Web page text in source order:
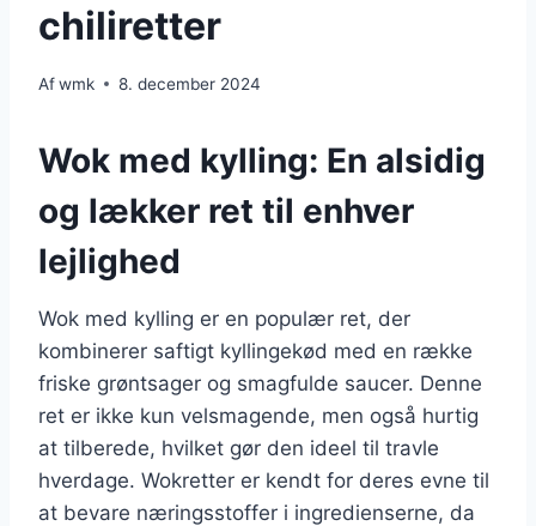
chiliretter
Afwmk 8. december 2024
Wok med kylling: En alsidig
og lækker ret til enhver
lejlighed
Wok med kylling er en populær ret, der
kombinerer saftigt kyllingekød med en række
friske grøntsager og smagfulde saucer. Denne
ret er ikke kun velsmagende, men også hurtig
at tilberede, hvilket gør den ideel til travle
hverdage. Wokretter er kendt for deres evne til
at bevare næringsstoffer i ingredienserne, da